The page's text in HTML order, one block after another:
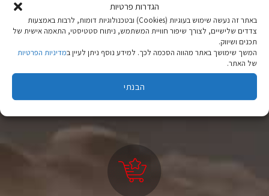
הגדרות פרטיות
באתר זה נעשה שימוש בעוגיות (Cookies) ובטכנולוגיות דומות, לרבות באמצעות
צדדים שלישיים, לצורך שיפור חוויית המשתמש, ניתוח סטטיסטי, התאמה אישית של
תכנים ושיווק.
המשך שימושך באתר מהווה הסכמה לכך. למידע נוסף ניתן לעיין במדיניות הפרטיות
של האתר.
הבנתי
₪999.90
בחר אפשרויות
למוצר
סוגים.
האפשרויות
₪1,099.00
בחר אפשרויות
למוצר
סוגים.
ניתן
לבחור
האפשרויות
המוצר